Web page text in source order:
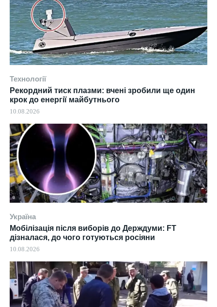
Технології
Рекордний тиск плазми: вчені зробили ще один
крок до енергії майбутнього
10.08.2026
Україна
Мобілізація після виборів до Держдуми: FT
дізналася, до чого готуються росіяни
10.08.2026